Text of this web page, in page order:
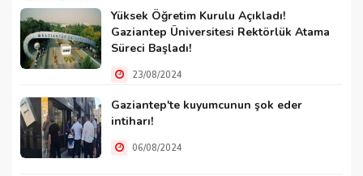
Yüksek Öğretim Kurulu Açıkladı!
Gaziantep Üniversitesi Rektörlük Atama
Süreci Başladı!
23/08/2024
Gaziantep'te kuyumcunun şok eder
intiharı!
06/08/2024